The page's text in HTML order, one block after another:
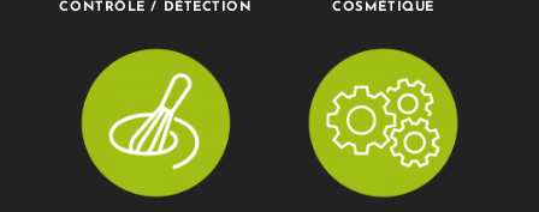
CONTRÔLE / DÉTECTION COSMÉTIQUE